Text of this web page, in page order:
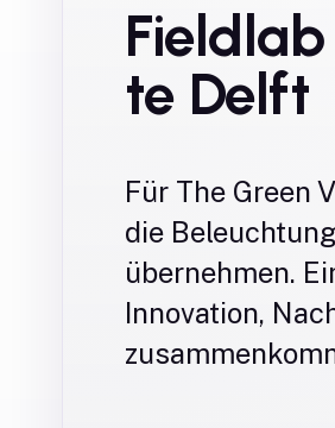
te Delft
Für The Green
die
übernehmen.
Innovation,